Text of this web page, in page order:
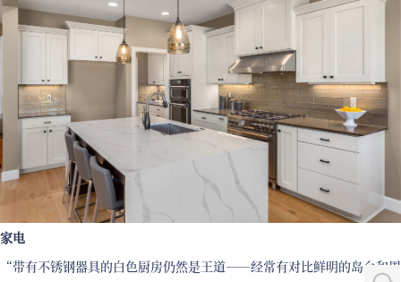
家电
“带有不锈钢器具的白色厨房仍然是王道——经常有对比鲜明的岛台和周